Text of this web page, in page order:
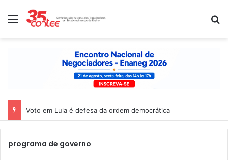
Menu
Voto em Lula é defesa da ordem democrática
programa de governo